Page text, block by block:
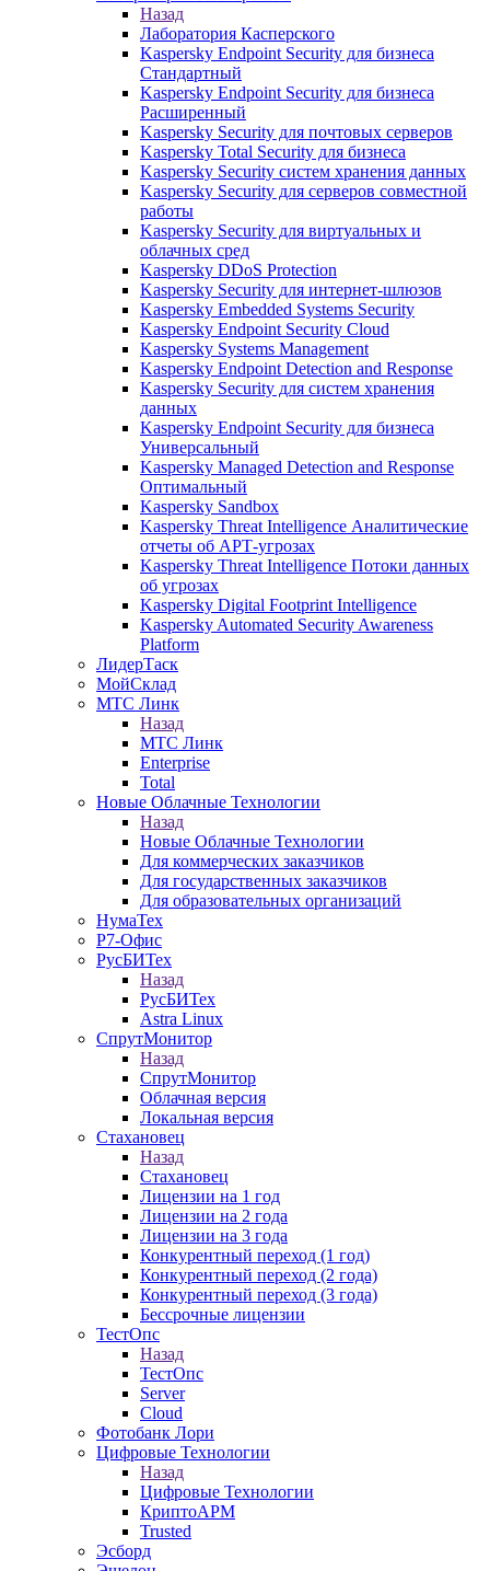
Назад
Лаборатория Касперского
Kaspersky Endpoint Security для бизнеса
Стандартный
Kaspersky Endpoint Security для бизнеса
Расширенный
Kaspersky Security для почтовых серверов
Kaspersky Total Security для бизнеса
Kaspersky Security систем хранения данных
Kaspersky Security для серверов совместной
работы
Kaspersky Security для виртуальных и
облачных сред
Kaspersky DDoS Protection
Kaspersky Security для интернет-шлюзов
Kaspersky Embedded Systems Security
Kaspersky Endpoint Security Cloud
Kaspersky Systems Management
Kaspersky Endpoint Detection and Response
Kaspersky Security для систем хранения
данных
Kaspersky Endpoint Security для бизнеса
Универсальный
Kaspersky Managed Detection and Response
Оптимальный
Kaspersky Sandbox
Kaspersky Threat Intelligence Аналитические
отчеты об АРТ-угрозах
Kaspersky Threat Intelligence Потоки данных
об угрозах
Kaspersky Digital Footprint Intelligence
Kaspersky Automated Security Awareness
Platform
ЛидерТаск
МойСклад
МТС Линк
Назад
МТС Линк
Enterprise
Total
Новые Облачные Технологии
Назад
Новые Облачные Технологии
Для коммерческих заказчиков
Для государственных заказчиков
Для образовательных организаций
НумаТех
Р7-Офис
РусБИТех
Назад
РусБИТех
Astra Linux
СпрутМонитор
Назад
СпрутМонитор
Облачная версия
Локальная версия
Стахановец
Назад
Стахановец
Лицензии на 1 год
Лицензии на 2 года
Лицензии на 3 года
Конкурентный переход (1 год)
Конкурентный переход (2 года)
Конкурентный переход (3 года)
Бессрочные лицензии
ТестОпс
Назад
ТестОпс
Server
Cloud
Фотобанк Лори
Цифровые Технологии
Назад
Цифровые Технологии
КриптоАРМ
Trusted
Эсборд